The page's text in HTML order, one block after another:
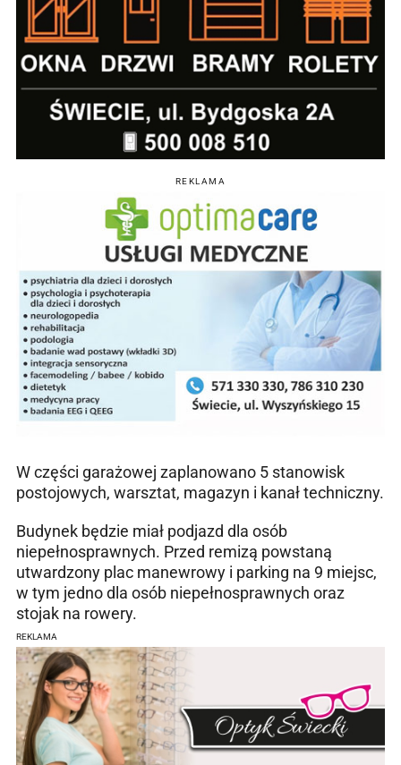
REKLAMA
W części garażowej zaplanowano 5 stanowisk
postojowych, warsztat, magazyn i kanał techniczny.
Budynek będzie miał podjazd dla osób
niepełnosprawnych. Przed remizą powstaną
utwardzony plac manewrowy i parking na 9 miejsc,
w tym jedno dla osób niepełnosprawnych oraz
stojak na rowery.
REKLAMA